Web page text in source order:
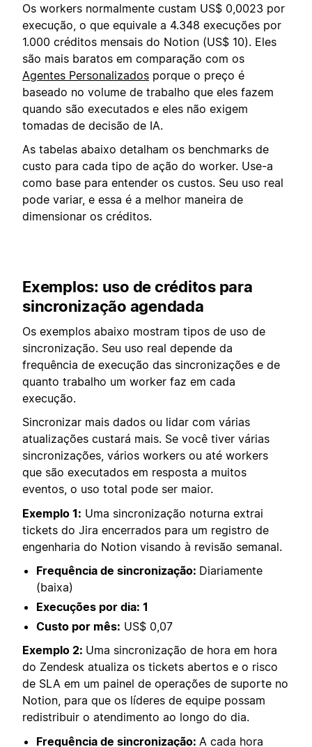
Os workers normalmente custam US$ 0,0023 por
execução, o que equivale a 4.348 execuções por
1.000 créditos mensais do Notion (US$ 10). Eles
são mais baratos em comparação com os
Agentes Personalizados porque o preço é
baseado no volume de trabalho que eles fazem
quando são executados e eles não exigem
tomadas de decisão de IA.
As tabelas abaixo detalham os benchmarks de
custo para cada tipo de ação do worker. Use-a
como base para entender os custos. Seu uso real
pode variar, e essa é a melhor maneira de
dimensionar os créditos.
Exemplos: uso de créditos para
sincronização agendada
Os exemplos abaixo mostram tipos de uso de
sincronização. Seu uso real depende da
frequência de execução das sincronizações e de
quanto trabalho um worker faz em cada
execução.
Sincronizar mais dados ou lidar com várias
atualizações custará mais. Se você tiver várias
sincronizações, vários workers ou até workers
que são executados em resposta a muitos
eventos, o uso total pode ser maior.
Exemplo 1: Uma sincronização noturna extrai
tickets do Jira encerrados para um registro de
engenharia do Notion visando à revisão semanal.
Frequência de sincronização: Diariamente
(baixa)
Execuções por dia: 1
Custo por mês: US$ 0,07
Exemplo 2: Uma sincronização de hora em hora
do Zendesk atualiza os tickets abertos e o risco
de SLA em um painel de operações de suporte no
Notion, para que os líderes de equipe possam
redistribuir o atendimento ao longo do dia.
Frequência de sincronização: A cada hora